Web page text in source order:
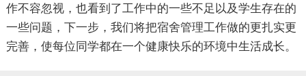
作不容忽视，也看到了工作中的一些不足以及学生存在的
一些问题，下一步，我们将把宿舍管理工作做的更扎实更
完善，使每位同学都在一个健康快乐的环境中生活成长。